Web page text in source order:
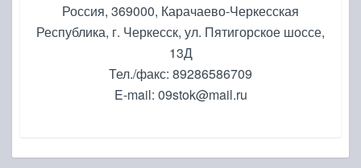
Россия, 369000, Карачаево-Черкесская
Республика, г. Черкесск, ул. Пятигорское шоссе,
13Д
Тел./факс: 89286586709
E-mail: 09stok@mail.ru